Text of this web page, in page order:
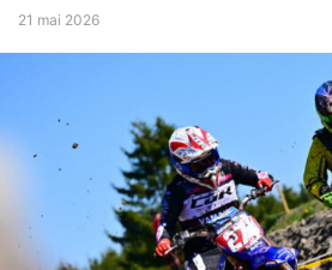
21 mai 2026